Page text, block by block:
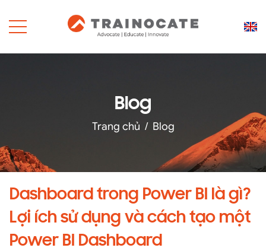
Blog
Trang chủ / Blog
Dashboard trong Power BI là gì?
Lợi ích sử dụng và cách tạo một
Power BI Dashboard